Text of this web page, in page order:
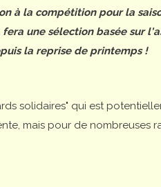
à la compétition pour la
une sélection basée sur
la reprise de printemps !
solidaires" qui est
mais pour de nombreuses